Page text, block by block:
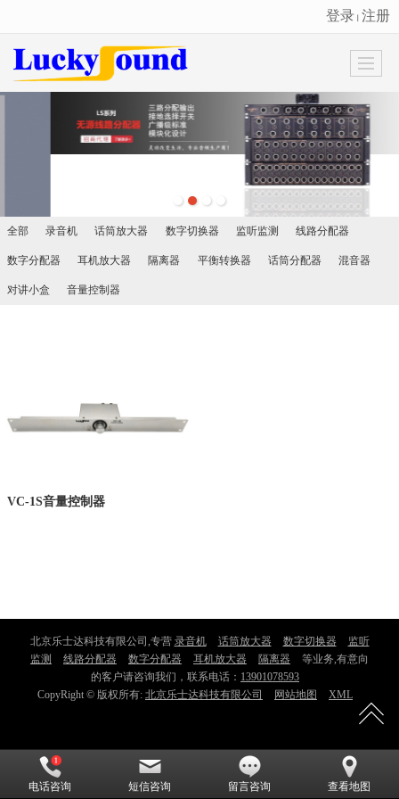
很遗憾，因您的浏览器版本过低导致无法获得最佳浏览体验，推荐下载安装谷歌浏览器！
登录 丨 注册
全部 录音机 话筒放大器 数字切换器 监听监测
线路分配器
数字分配器
耳机放大器 隔离器 平衡转换器 话筒分配器
混音器
对讲小盒
音量控制器
VC-1S音量控制器
北京乐士达科技有限公司,专营 录音机 话筒放大器 数字切换器
监听
监测
线路分配器 数字分配器 耳机放大器 隔离器
等业务,有意向
的客户请咨询我们，联系电话： 13901078593
CopyRight © 版权所有: 北京乐士达科技有限公司 网站地图 XML
电话咨询 短信咨询 留言咨询 查看地图